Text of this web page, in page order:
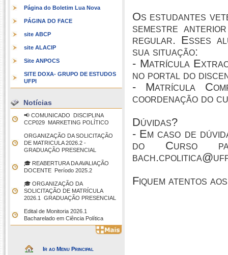
Página do Boletim Lua Nova
PÁGINA DO FACE
site ABCP
site ALACIP
Site ANPOCS
SITE DOXA- GRUPO DE ESTUDOS
UFPI
Notícias
📢 COMUNICADO  DISCIPLINA
CCP029  MARKETING POLÍTICO
ORGANIZAÇÃO DA SOLICITAÇÃO
DE MATRICULA 2026.2 -
GRADUAÇÃO PRESENCIAL
🎓 REABERTURA DA AVALIAÇÃO
DOCENTE  Período 2025.2
🎓 ORGANIZAÇÃO DA
SOLICITAÇÃO DE MATRÍCULA
2026.1  GRADUAÇÃO PRESENCIAL
Edital de Monitoria 2026.1 
Bacharelado em Ciência Política
Ir ao Menu Principal
Os estudantes
semestre
regular. Esses
sua situação:
- Matrícula
no portal do
- Matrícula
coordenação do
Dúvidas?
- Em caso de
do Curso
Fiquem atentos